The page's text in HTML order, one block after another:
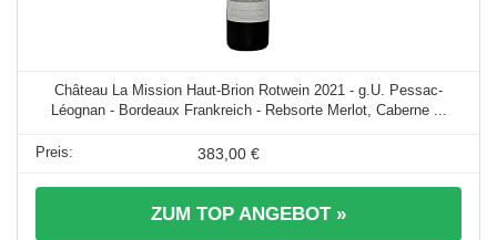
Château La Mission Haut-Brion Rotwein 2021 - g.U. Pessac-
Léognan - Bordeaux Frankreich - Rebsorte Merlot, Caberne ...
383,00 €
ZUM TOP ANGEBOT »